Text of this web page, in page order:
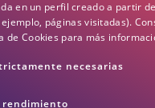
en un perfil creado a partir
páginas visitadas).
de Cookies para más
necesarias
rendimiento